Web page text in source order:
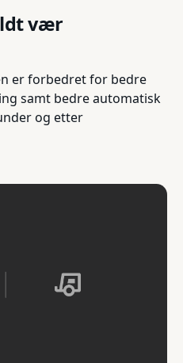
vær
er forbedret for bedre
samt bedre automatisk
og etter